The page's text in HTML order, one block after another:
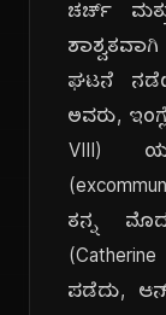
ಚರ್ಚ್
ಘಟನೆ
ಅವರು,
VIII)
ತನ್ನ
ಪಡೆದು,